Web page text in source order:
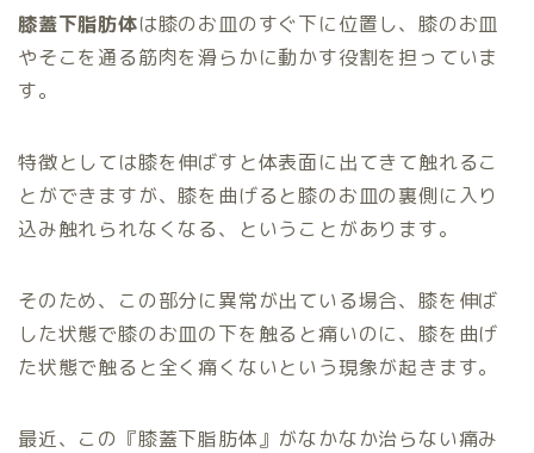
膝蓋下脂肪体は膝のお皿のすぐ下に位置し、膝のお皿
やそこを通る筋肉を滑らかに動かす役割を担っていま
す。
特徴としては膝を伸ばすと体表面に出てきて触れるこ
とができますが、膝を曲げると膝のお皿の裏側に入り
込み触れられなくなる、ということがあります。
そのため、この部分に異常が出ている場合、膝を伸ば
した状態で膝のお皿の下を触ると痛いのに、膝を曲げ
た状態で触ると全く痛くないという現象が起きます。
最近、この『膝蓋下脂肪体』がなかなか治らない痛み